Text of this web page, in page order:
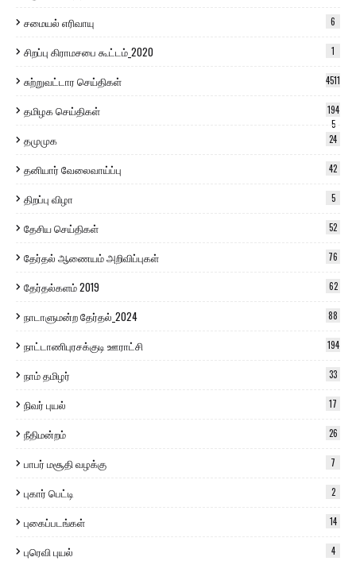
சமையல் எரிவாயு 6
சிறப்பு கிராமசபை கூட்டம்_2020 1
சுற்றுவட்டார செய்திகள் 4511
தமிழக செய்திகள்
194
5
தமுமுக 24
தனியார் வேலைவாய்ப்பு 42
திறப்பு விழா 5
தேசிய செய்திகள் 52
தேர்தல் ஆணையம் அறிவிப்புகள் 76
தேர்தல்களம் 2019 62
நாடாளுமன்ற தேர்தல்_2024 88
நாட்டாணிபுரசக்குடி ஊராட்சி 194
நாம் தமிழர் 33
நிவர் புயல் 17
நீதிமன்றம் 26
பாபர் மசூதி வழக்கு 7
புகார் பெட்டி 2
புகைப்படங்கள் 14
புரெவி புயல் 4